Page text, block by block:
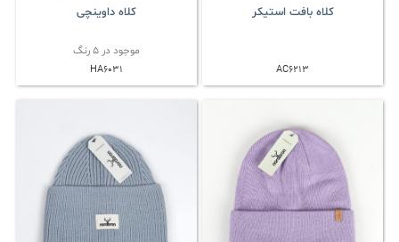
کلاه بافت استیکر
AC6213
کلاه داوینچی
موجود در 5 رنگ
HA6031